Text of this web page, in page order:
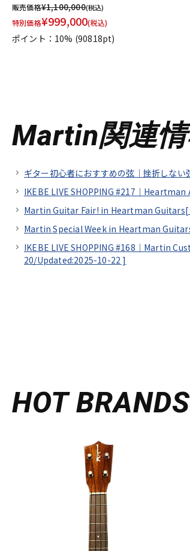
販売価格¥1,100,000(税込)
特別価格¥999,000(税込)
ポイント：10% (90818pt)
Martin関連
ギター初心者におすすめの弦｜挫折しない
IKEBE LIVE SHOPPING #217｜
Martin Guitar Fair! in Heartman Guitars[
Martin Special Week in Heartman
IKEBE LIVE SHOPPING #168｜Martin
20/Updated:2025-10-22 ]
HOT BRANDS